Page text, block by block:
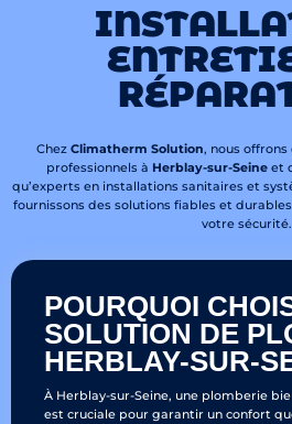
Chez Climatherm Solution, nous
professionnels à Herblay-sur-Seine et
qu’experts en installations sanitaires et
fournissons des solutions fiables et
votre sécurité.
POURQUOI
SOLUTION DE
HERBLAY-SUR-
À Herblay-sur-Seine, une plomberie
est cruciale pour garantir un confort